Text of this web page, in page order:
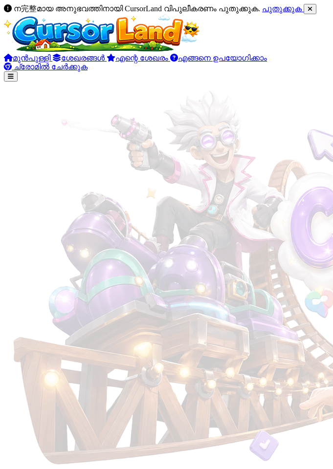
ന完整മായ അനുഭവത്തിനായി CursorLand വിപുലീകരണം പുതുക്കുക. പുതുക്കുക
മുൻപുള്ളി ശേഖരങ്ങൾ എന്റെ ശേഖരം
എങ്ങനെ ഉപയോഗിക്കാം
ച്രോമിൽ ചേർക്കുക